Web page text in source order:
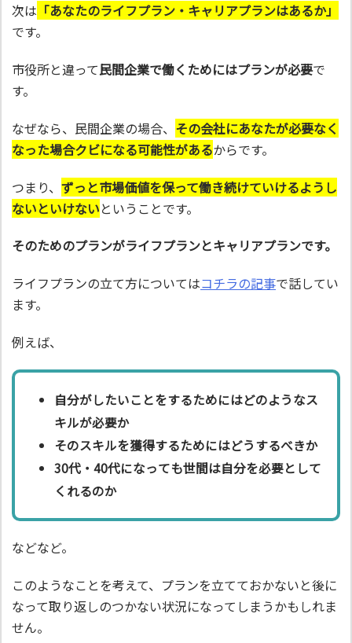
次は 「あなたのライフプラン・キャリアプランはあるか」
です。
市役所と違って民間企業で働くためにはプランが必要で
す。
なぜなら、民間企業の場合、 その会社にあなたが必要なく
なった場合クビになる可能性があるからです。
つまり、 ずっと市場価値を保って働き続けていけるようし
ないといけないということです。
そのためのプランがライフプランとキャリアプランです。
ライフプランの立て方についてはコチラの記事で話してい
ます。
例えば、
自分がしたいことをするためにはどのようなス
キルが必要か
そのスキルを獲得するためにはどうするべきか
30代・40代になっても世間は自分を必要として
くれるのか
などなど。
このようなことを考えて、プランを立てておかないと後に
なって取り返しのつかない状況になってしまうかもしれま
せん。